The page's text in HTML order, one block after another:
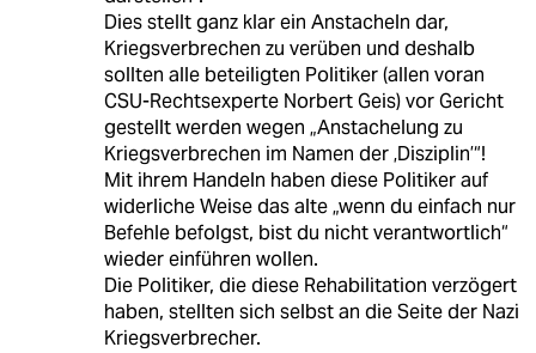
Dies stellt ganz klar ein Anstacheln dar,
Kriegsverbrechen zu verüben und deshalb
sollten alle beteiligten Politiker (allen voran
CSU-Rechtsexperte Norbert Geis) vor Gericht
gestellt werden wegen „Anstachelung zu
Kriegsverbrechen im Namen der ‚Disziplin’“!
Mit ihrem Handeln haben diese Politiker auf
widerliche Weise das alte „wenn du einfach nur
Befehle befolgst, bist du nicht verantwortlich“
wieder einführen wollen.
Die Politiker, die diese Rehabilitation verzögert
haben, stellten sich selbst an die Seite der Nazi
Kriegsverbrecher.